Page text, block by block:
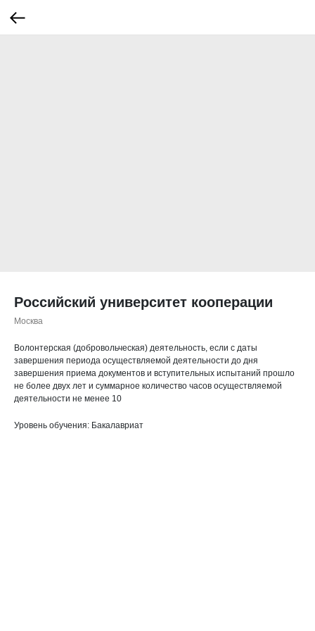
Российский университет кооперации
Москва
Волонтерская (добровольческая) деятельность, если с даты
завершения периода осуществляемой деятельности до дня
завершения приема документов и вступительных испытаний прошло
не более двух лет и суммарное количество часов осуществляемой
деятельности не менее 10
Уровень обучения: Бакалавриат